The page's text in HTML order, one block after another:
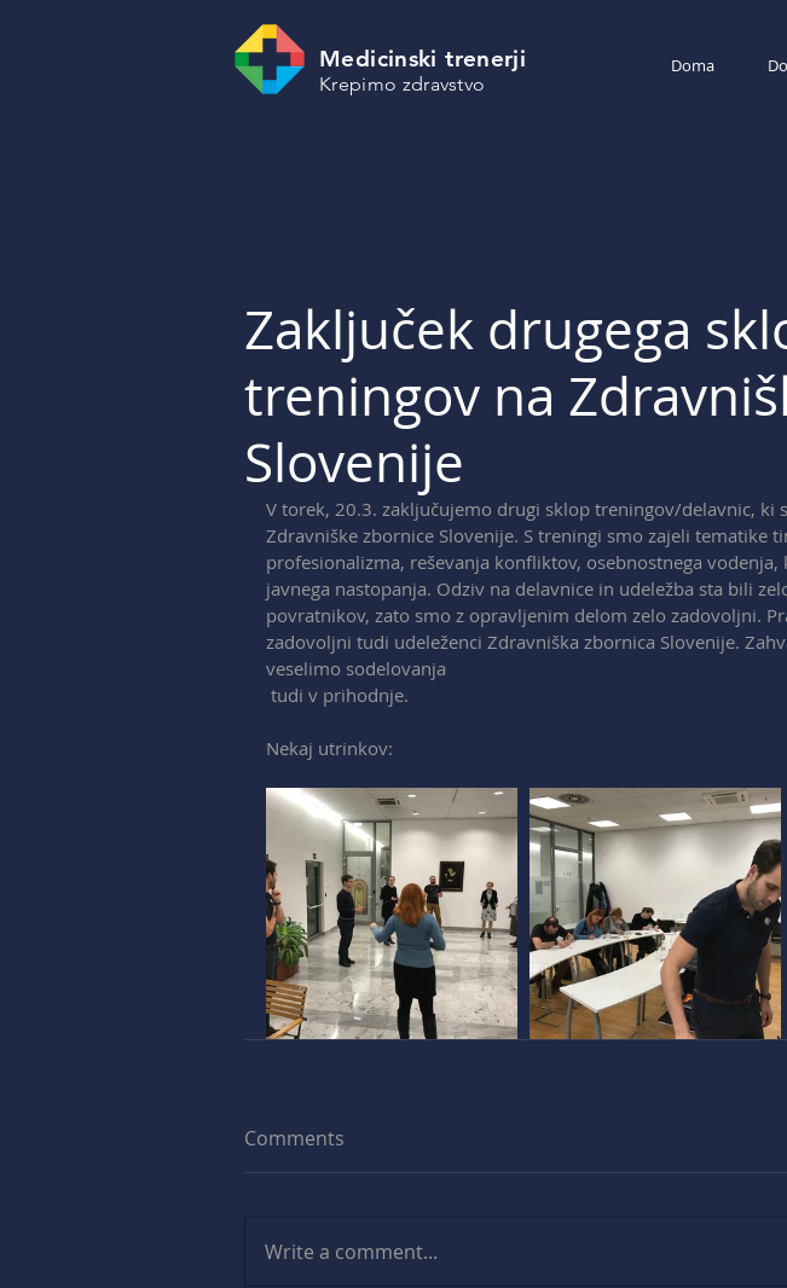
Medicinski trenerji
Krepimo zdravstvo
Doma
Zaključek drugega
treningov na
Slovenije
V torek, 20.3. zaključujemo drugi sklop treningov/delavnic, ki
Zdravniške zbornice Slovenije. S treningi smo zajeli tematike
profesionalizma, reševanja konfliktov, osebnostnega
javnega nastopanja. Odziv na delavnice in udeležba sta bili
povratnikov, zato smo z opravljenim delom zelo zadovoljni.
zadovoljni tudi udeleženci Zdravniška zbornica Slovenije.
veselimo sodelovanja
tudi v prihodnje.
Nekaj utrinkov:
Comments
Write a comment...